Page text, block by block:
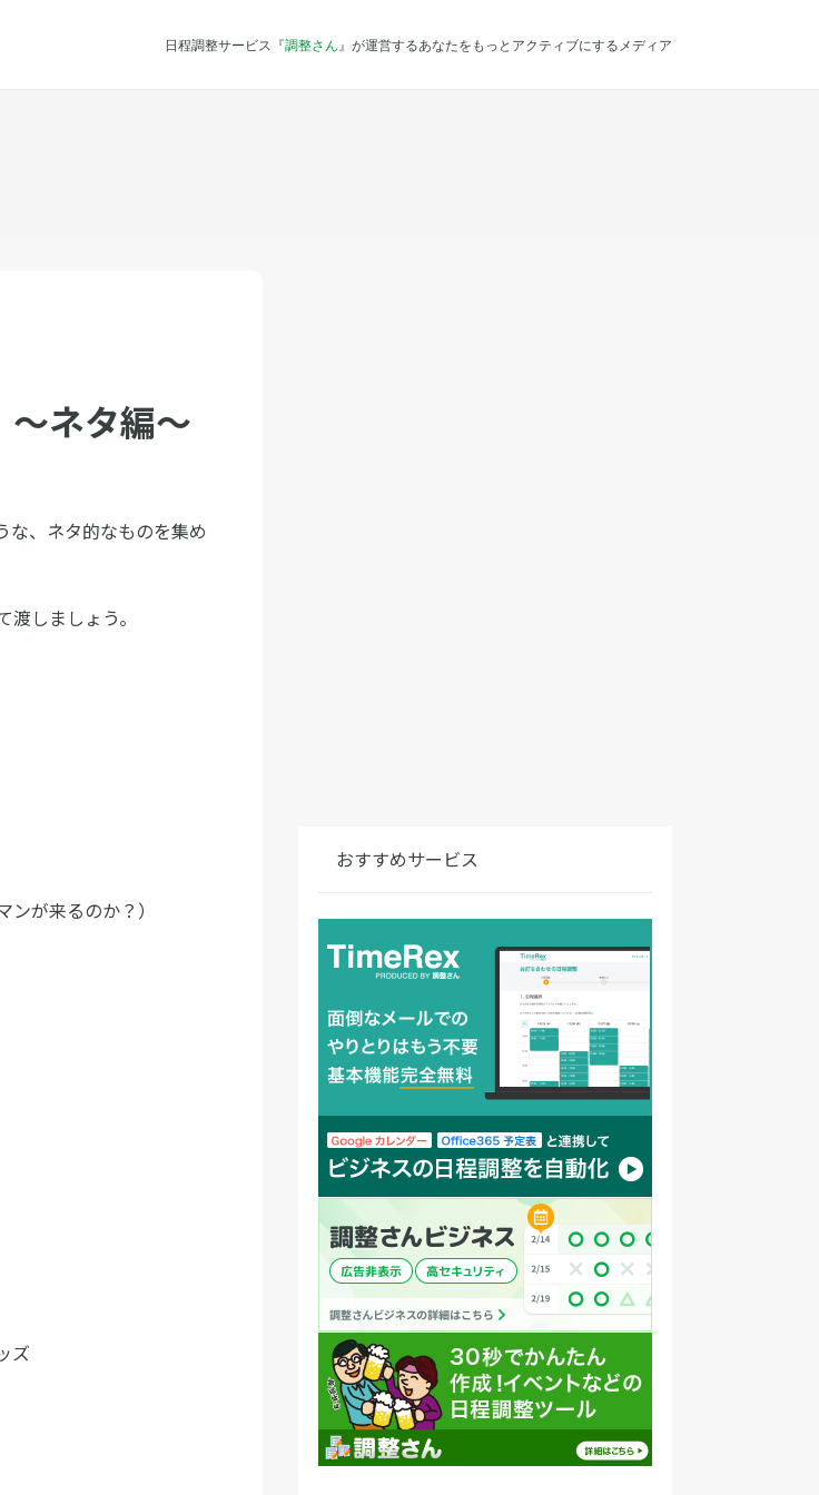
日程調整サービス『調整さん 』が運営するあなたをもっとアクティブにするメディア
ネタ編〜
な、ネタ的なものを集め
しましょう。
が来るのか？）
ズ
おすすめサービス